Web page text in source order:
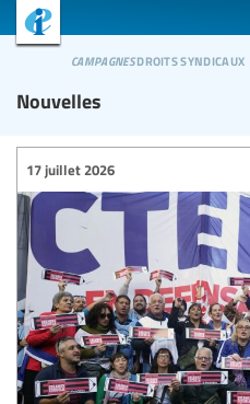
Nouvelles
campagnesdroits syndicaux
17 juillet 2026